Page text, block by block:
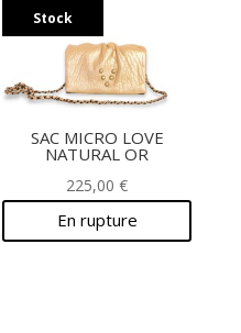
Stock
SAC MICRO LOVE
NATURAL OR
225,00€
En rupture